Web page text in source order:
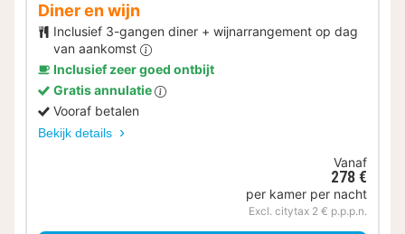
Diner en wijn
Inclusief 3-gangen diner + wijnarrangement op dag
van aankomst
Inclusief zeer goed ontbijt
Gratis annulatie
Vooraf betalen
Bekijk details
Vanaf
278 €
per kamer per nacht
Excl. citytax 2 € p.p.p.n.